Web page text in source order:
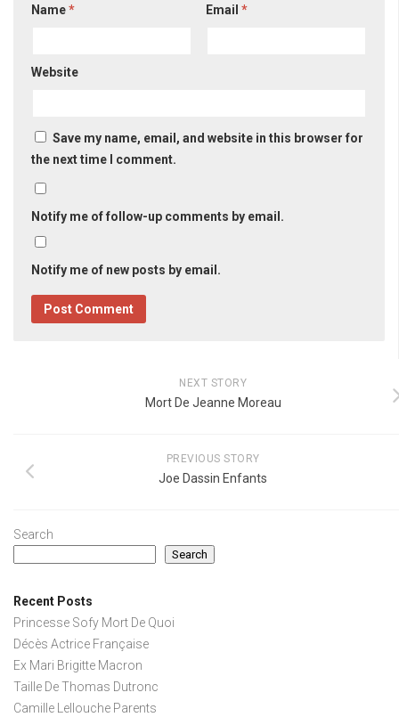
Name* Email*
Website
Save my name, email, and website in this browser for
the next time I comment.
Notify me of follow-up comments by email.
Notify me of new posts by email.
NEXT STORY
Mort De Jeanne Moreau
PREVIOUS STORY
Joe Dassin Enfants
Search
Search
Recent Posts
Princesse Sofy Mort De Quoi
Décès Actrice Française
Ex Mari Brigitte Macron
Taille De Thomas Dutronc
Camille Lellouche Parents